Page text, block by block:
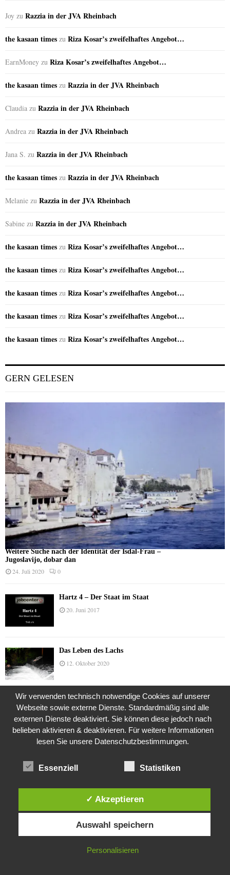
Joy zu Razzia in der JVA Rheinbach
the kasaan times zu Riza Kosar’s zweifelhaftes Angebot…
EarnMoney zu Riza Kosar’s zweifelhaftes Angebot…
the kasaan times zu Razzia in der JVA Rheinbach
Claudia zu Razzia in der JVA Rheinbach
Andrea zu Razzia in der JVA Rheinbach
Jana S. zu Razzia in der JVA Rheinbach
the kasaan times zu Razzia in der JVA Rheinbach
Melanie zu Razzia in der JVA Rheinbach
Sabine zu Razzia in der JVA Rheinbach
the kasaan times zu Riza Kosar’s zweifelhaftes Angebot…
the kasaan times zu Riza Kosar’s zweifelhaftes Angebot…
the kasaan times zu Riza Kosar’s zweifelhaftes Angebot…
the kasaan times zu Riza Kosar’s zweifelhaftes Angebot…
the kasaan times zu Riza Kosar’s zweifelhaftes Angebot…
GERN GELESEN
Weitere Suche nach der Identität der Isdal-Frau –
Jugoslavijo, dobar dan
24. Juli 2020 0
Hartz 4 – Der Staat im Staat
20. Juni 2017
Das Leben des Lachs
12. Oktober 2020
Die Geschichte der Kubushäuser
9. Juli 2018
24. November 2015
Die Brexit-Lüge (1/8 Teil)
3. November 2019
Diese Website verwendet Cookies. Durch die weitere Nutzung dieser
Website stimmst du der Verwendung von Cookies zu.
IN ORDNUNG
Wir verwenden technisch notwendige Cookies auf unserer
Webseite sowie externe Dienste. Standardmäßig sind alle
externen Dienste deaktiviert. Sie können diese jedoch nach
belieben aktivieren & deaktivieren. Für weitere Informationen
lesen Sie unsere Datenschutzbestimmungen.
Essenziell Statistiken
✓ Akzeptieren
Auswahl speichern
Personalisieren